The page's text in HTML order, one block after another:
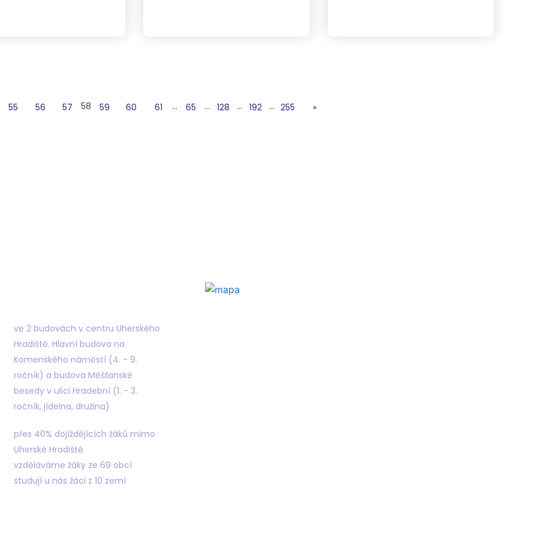
55 56 57 58 59 60 61 … 65 … 128 … 192 … 255 »
ve 2 budovách v centru Uherského
Hradiště. Hlavní budova na
Komenského náměstí (4. - 9.
ročník) a budova Měšťanské
besedy v ulici Hradební (1. - 3.
ročník, jídelna, družina)
přes 40% dojíždějících žáků mimo
Uherské Hradiště
vzděláváme žáky ze 69 obcí
studují u nás žáci z 10 zemí